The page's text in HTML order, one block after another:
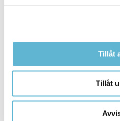
Tillåt
Tillåt
att medarbetarna får
vi
stödjer människan, inte